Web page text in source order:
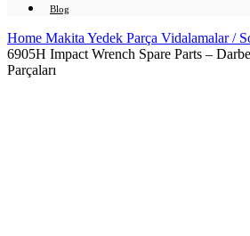
Blog
Home Makita Yedek Parça Vidalamalar /
6905H Impact Wrench Spare Parts –
Parçaları